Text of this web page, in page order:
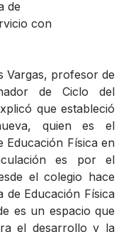
Vargas, profesor de
de Ciclo del
que estableció
quien es el
Educación Física en
es por el
el colegio hace
de Educación Física
es un espacio que
el desarrollo y la